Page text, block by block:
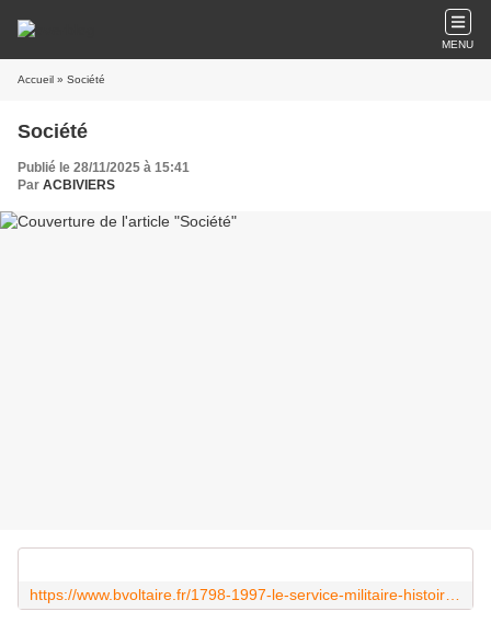
MENU
Accueil » Société
Société
Publié le 28/11/2025 à 15:41
Par ACBIVIERS